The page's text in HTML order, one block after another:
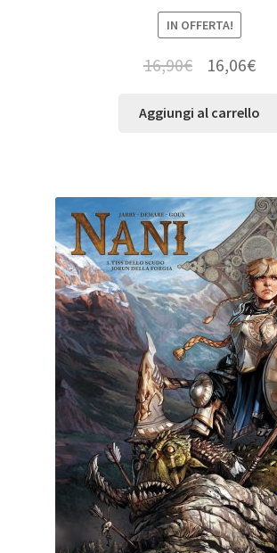
IN OFFERTA!
16,90€ 16,06€
Aggiungi al carrello